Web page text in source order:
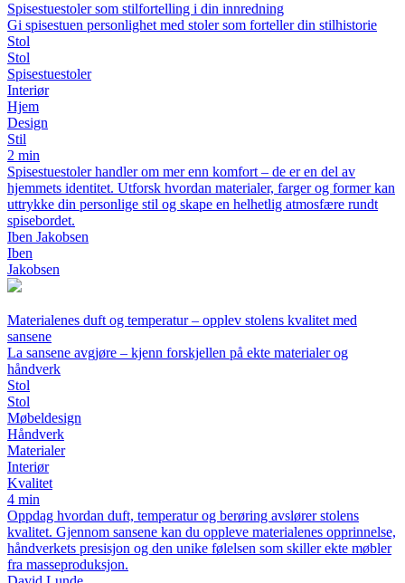
Spisestuestoler som stilfortelling i din innredning
Gi spisestuen personlighet med stoler som forteller din stilhistorie
Stol
Stol
Spisestuestoler
Interiør
Hjem
Design
Stil
2 min
Spisestuestoler handler om mer enn komfort – de er en del av
hjemmets identitet. Utforsk hvordan materialer, farger og former kan
uttrykke din personlige stil og skape en helhetlig atmosfære rundt
spisebordet.
Iben Jakobsen
Iben
Jakobsen
Materialenes duft og temperatur – opplev stolens kvalitet med
sansene
La sansene avgjøre – kjenn forskjellen på ekte materialer og
håndverk
Stol
Stol
Møbeldesign
Håndverk
Materialer
Interiør
Kvalitet
4 min
Oppdag hvordan duft, temperatur og berøring avslører stolens
kvalitet. Gjennom sansene kan du oppleve materialenes opprinnelse,
håndverkets presisjon og den unike følelsen som skiller ekte møbler
fra masseproduksjon.